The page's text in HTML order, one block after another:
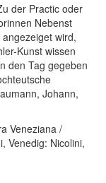
der Practic oder
Nebenst
wird,
Kunst wissen
den Tag gegeben
Johann,
Veneziana /
, Venedig: Nicolini,